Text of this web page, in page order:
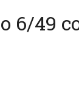
6/49